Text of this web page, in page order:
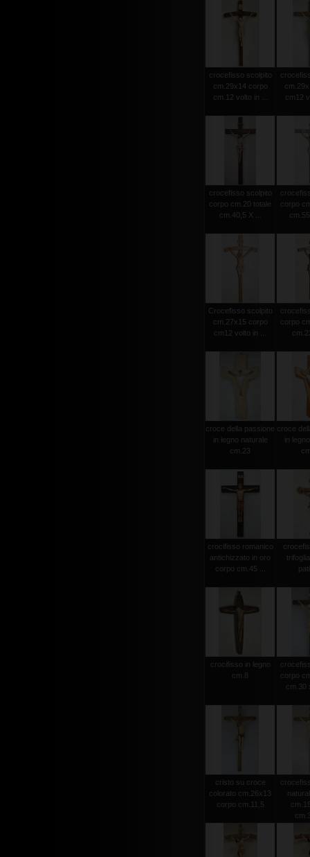
crocefisso scolpito
cm.29x14 corpo
cm.12 volto in ...
cm12
crocefisso scolpito
corpo cm.20 totale
cm.40,5 X ...
corpo
Crocefisso scolpito
cm.27x15 corpo
cm12 volto in ...
corpo
croce della passione
in legno naturale
cm.23
croce
in
crocifisso romanico
antichizzato in oro
corpo cm.45 ...
crocifisso in legno
cm.8
corpo
cm.30
cristo su croce
colorato cm.26x13
corpo cm.11,5